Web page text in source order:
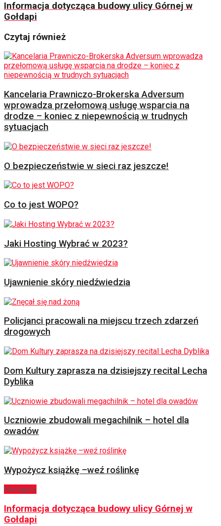
Informacja dotycząca budowy ulicy Górnej w
Gołdapi
Czytaj również
Kancelaria Prawniczo-Brokerska Adversum
wprowadza przełomową usługę wsparcia na
drodze – koniec z niepewnością w trudnych
sytuacjach
O bezpieczeństwie w sieci raz jeszcze!
Co to jest WOPO?
Jaki Hosting Wybrać w 2023?
Ujawnienie skóry niedźwiedzia
Policjanci pracowali na miejscu trzech zdarzeń
drogowych
Dom Kultury zaprasza na dzisiejszy recital Lecha
Dyblika
Uczniowie zbudowali megachilnik – hotel dla
owadów
Wypożycz książkę –weź roślinkę
Następny
Informacja dotycząca budowy ulicy Górnej w
Gołdapi